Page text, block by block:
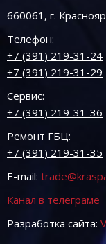
660061, г.
Телефон:
+7 (391) 219-31-24
+7 (391) 219-31-29
Сервис:
+7 (391) 219-31-36
Ремонт ГБЦ:
+7 (391) 219-31-35
E-mail:
Канал в телеграме
Разработка сайта: